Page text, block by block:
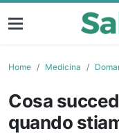
Home Medicina
Cosa
quando